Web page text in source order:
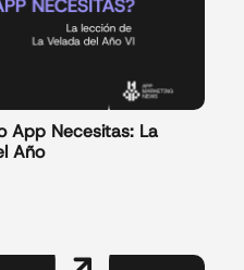
App Necesitas: La
Año